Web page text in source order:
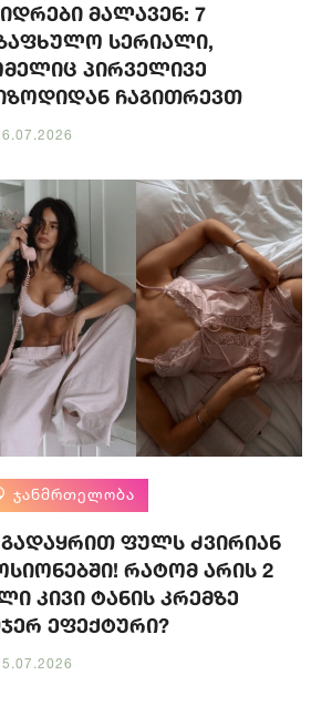
მალავენ: 7
სერიალი,
პირველივე
ჩაგითრევთ
ᲯᲐᲜᲛᲠᲗᲔᲚᲝᲑᲐ
გადაყრით ფულს ძვირიან
რატომ არის 2
კივი ტანის კრემზე
ეფექტური?